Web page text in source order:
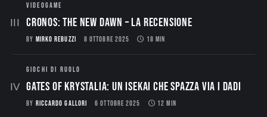
VIDEOGAME
CRONOS: THE NEW DAWN – La Recensione
BY MIRKO REBUZZI 8 OTTOBRE 2025 18 MIN
GIOCHI DI RUOLO
Gates of Krystalia: Un Isekai che spazza via i dadi
BY RICCARDO GALLORI 6 OTTOBRE 2025 12 MIN